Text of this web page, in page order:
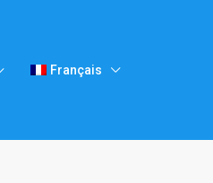
Français